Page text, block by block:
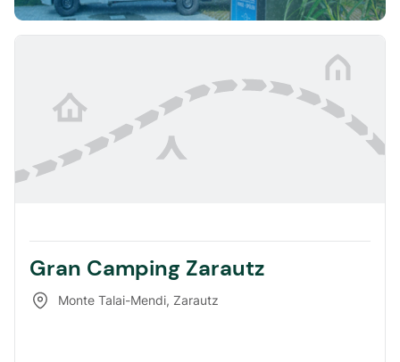
Gran Camping Zarautz
Monte Talai-Mendi, Zarautz